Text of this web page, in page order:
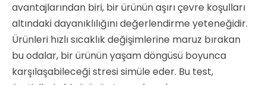
avantajlarından biri, bir ürünün aşırı çevre koşulları
altındaki dayanıklılığını değerlendirme yeteneğidir.
Ürünleri hızlı sıcaklık değişimlerine maruz bırakan
bu odalar, bir ürünün yaşam döngüsü boyunca
karşılaşabileceği stresi simüle eder. Bu test,